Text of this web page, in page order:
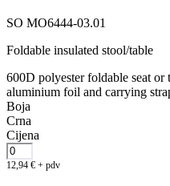
SO MO6444-03.01
Foldable insulated stool/table
600D polyester foldable seat
aluminium foil and carrying
Boja
Crna
Cijena
12,94 € + pdv